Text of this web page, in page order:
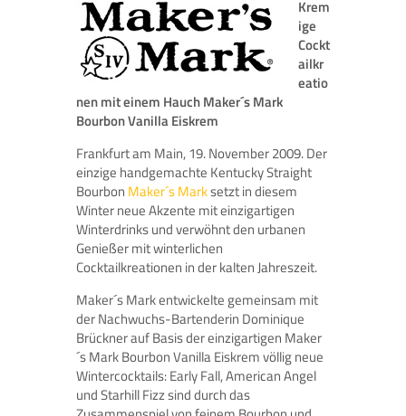
Krem
ige
Cockt
ailkr
eatio
nen mit einem Hauch Maker´s Mark
Bourbon Vanilla Eiskrem
Frankfurt am Main, 19. November 2009. Der
einzige handgemachte Kentucky Straight
Bourbon Maker´s Marksetzt in diesem
Winter neue Akzente mit einzigartigen
Winterdrinks und verwöhnt den urbanen
Genießer mit winterlichen
Cocktailkreationen in der kalten Jahreszeit.
Maker´s Mark entwickelte gemeinsam mit
der Nachwuchs-Bartenderin Dominique
Brückner auf Basis der einzigartigen Maker
´s Mark Bourbon Vanilla Eiskrem völlig neue
Wintercocktails: Early Fall, American Angel
und Starhill Fizz sind durch das